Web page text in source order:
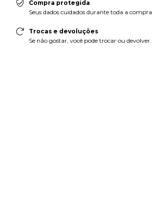
Compra protegida
Seus dados cuidados durante toda a compra.
Trocas e devoluções
Se não gostar, você pode trocar ou devolver.